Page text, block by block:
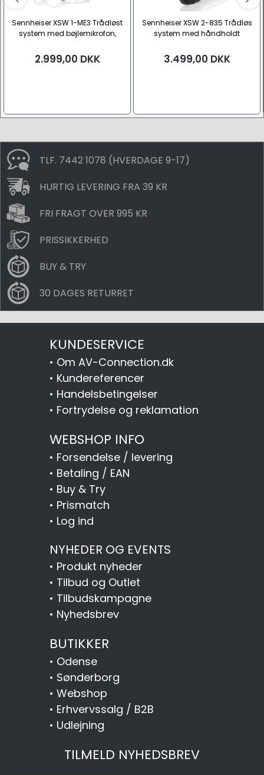
Sennheiser XSW 1-ME3 Trådløst
system med bøjlemikrofon,
2.999,00 DKK
Sennheiser XSW 2-835 Trådløs
system med håndholdt
3.499,00 DKK
TLF. 7442 1078 (HVERDAGE 9-17)
HURTIG LEVERING FRA 39 KR
FRI FRAGT OVER 995 KR
PRISSIKKERHED
BUY & TRY
30 DAGES RETURRET
KUNDESERVICE
• Om AV-Connection.dk
• Kundereferencer
• Handelsbetingelser
• Fortrydelse og reklamation
WEBSHOP INFO
• Forsendelse / levering
• Betaling / EAN
• Buy & Try
• Prismatch
• Log ind
NYHEDER OG EVENTS
• Produkt nyheder
• Tilbud og Outlet
• Tilbudskampagne
• Nyhedsbrev
BUTIKKER
• Odense
• Sønderborg
• Webshop
• Erhvervssalg / B2B
• Udlejning
TILMELD NYHEDSBREV